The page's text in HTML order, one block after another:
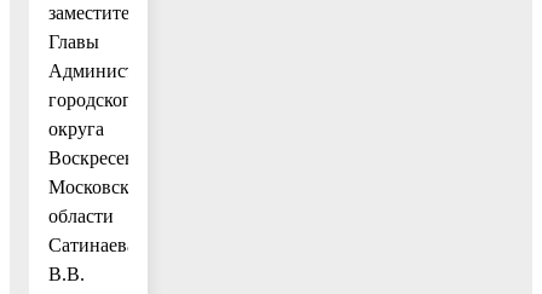
заместителя
Главы
Администрации
городского
округа
Воскресенск
Московской
области
Сатинаева
В.В.